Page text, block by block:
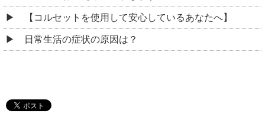
【コルセットを使用して安心しているあなたへ】
日常生活の症状の原因は？